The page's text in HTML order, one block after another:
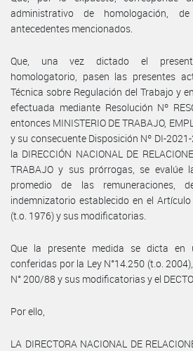
administrativo de homologación,
antecedentes mencionados.
Que, una vez dictado el
homologatorio, pasen las presentes
Técnica sobre Regulación del Trabajo y
efectuada mediante Resolución Nº
entonces MINISTERIO DE TRABAJO,
y su consecuente Disposición Nº DI-
la DIRECCIÓN NACIONAL DE
TRABAJO y sus prórrogas, se evalúe
promedio de las remuneraciones,
indemnizatorio establecido en el
(t.o. 1976) y sus modificatorias.
Que la presente medida se dicta en
conferidas por la Ley N°14.250 (t.o.
N° 200/88 y sus modificatorias y el
Por ello,
LA DIRECTORA NACIONAL DE